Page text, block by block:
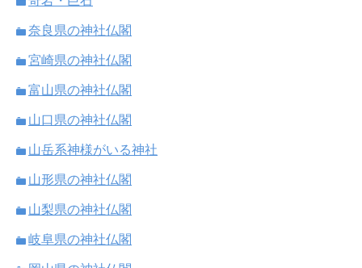
奈良県の神社仏閣
宮崎県の神社仏閣
富山県の神社仏閣
山口県の神社仏閣
山岳系神様がいる神社
山形県の神社仏閣
山梨県の神社仏閣
岐阜県の神社仏閣